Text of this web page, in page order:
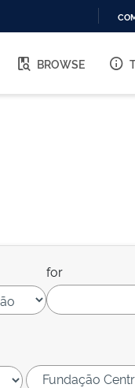
BROWSE
for